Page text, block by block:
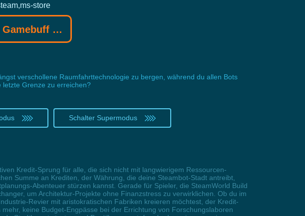
store
Trainer
verschollene Raumfahrttechnologie zu bergen, während du allen Bots
letzte Grenze zu erreichen?
Schalter Supermodus
Kredit-Sprung für alle, die sich nicht mit langwierigem Ressourcen-
Summe an Krediten, der Währung, die deine Steambot-Stadt antreibt,
Abenteuer stürzen kannst. Gerade für Spieler, die SteamWorld Build
um Architektur-Projekte ohne Finanzstress zu verwirklichen. Ob du im
Revier mit aristokratischen Fabriken kreieren möchtest, der Kredit-
keine Budget-Engpässe bei der Errichtung von Forschungslaboren